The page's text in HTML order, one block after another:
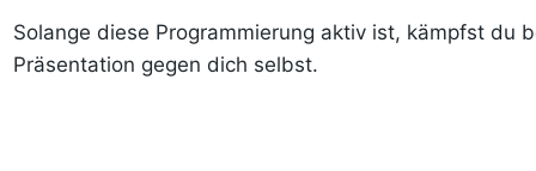
Solange diese Programmierung aktiv ist, kämpfst du
Präsentation gegen dich selbst.